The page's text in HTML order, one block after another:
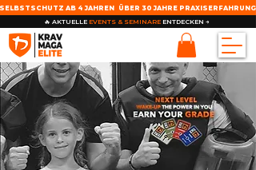
SELBSTSCHUTZ AB 4 JAHREN ÜBER 30 JAHRE PRAXISERFAHRUNG
🔥 AKTUELLE EVENTS & SEMINARE ENTDECKEN →